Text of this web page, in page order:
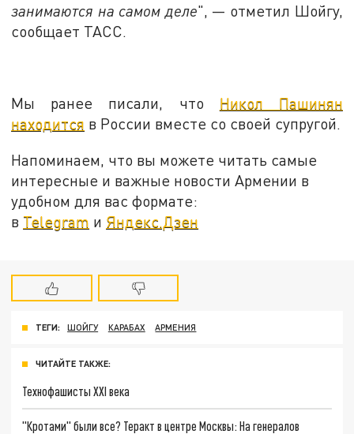
занимаются на самом деле", — отметил Шойгу,
сообщает ТАСС.
Мы ранее писали, что Никол Пашинян
находится в России вместе со своей супругой.
Напоминаем, что вы можете читать самые
интересные и важные новости Армении в
удобном для вас формате:
в Telegram и Яндекс.Дзен
ТЕГИ: ШОЙГУ КАРАБАХ АРМЕНИЯ
ЧИТАЙТЕ ТАКЖЕ:
Технофашисты XXI века
"Кротами" были все? Теракт в центре Москвы: На генералов